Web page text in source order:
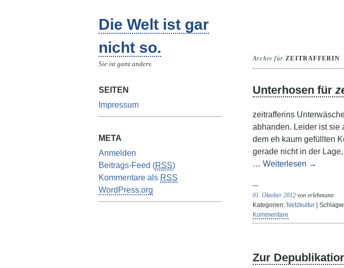
Die Welt ist gar
nicht so.
Sie ist ganz anders.
SEITEN
Impressum
META
Anmelden
Beitrags-Feed (RSS)
Kommentare als RSS
WordPress.org
Archiv fürZEITRAFFERIN
Unterhosen für
zeitrafferins
abhanden. Leider ist sie
dem eh kaum gefüllten
gerade nicht in der
… Weiterlesen →
01. Oktober 2012 von erlehmann
Kategorien: Netzkultur |
Kommentare
Zur